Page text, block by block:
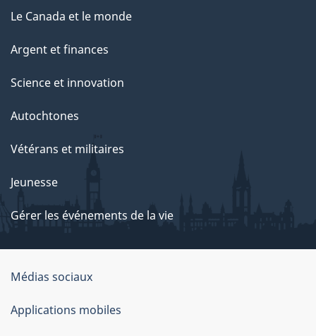
Le Canada et le monde
Argent et finances
Science et innovation
Autochtones
Vétérans et militaires
Jeunesse
Gérer les événements de la vie
Organisation
du
gouvernement
Médias sociaux
Applications mobiles